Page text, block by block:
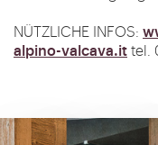
NÜTZLICHE INFOS:
alpino-valcava.ittel.